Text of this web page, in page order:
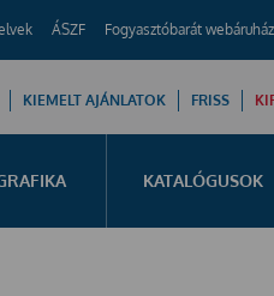
ÁSZF Fogyasztóbarát webáruház
KIEMELT AJÁNLATOK FRISS
KATALÓGUSOK